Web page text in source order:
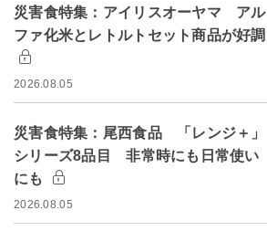
災害食特集：アイリスオーヤマ アル
ファ化米とレトルトセット商品が好調
2026.08.05
災害食特集：尾西食品 「レンジ＋」
シリーズ8品目 非常時にも日常使い
にも
2026.08.05